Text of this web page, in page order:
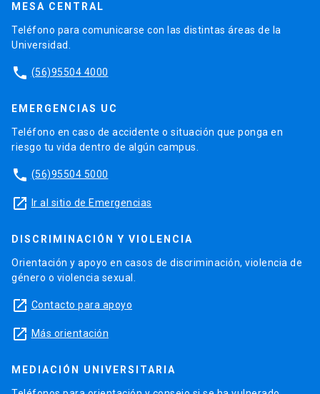
MESA CENTRAL
Teléfono para comunicarse con las distintas áreas de la
Universidad.
phone (56)95504 4000
EMERGENCIAS UC
Teléfono en caso de accidente o situación que ponga en
riesgo tu vida dentro de algún campus.
phone (56)95504 5000
launch Ir al sitio de Emergencias
DISCRIMINACIÓN Y VIOLENCIA
Orientación y apoyo en casos de discriminación, violencia de
género o violencia sexual.
launch Contacto para apoyo
launch Más orientación
MEDIACIÓN UNIVERSITARIA